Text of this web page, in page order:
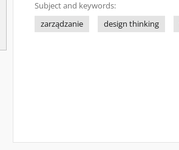
Subject and keywords:
zarządzanie
design thinking